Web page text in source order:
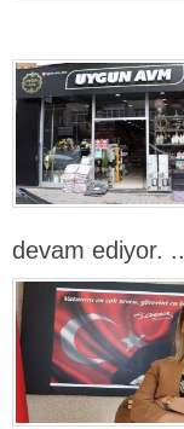
devam ediyor. ..